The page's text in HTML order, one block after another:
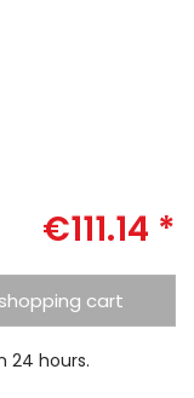
€111.14 *
cart
24 hours.